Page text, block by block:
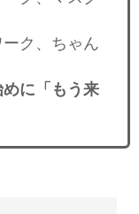
ク、ちゃん
に「もう来